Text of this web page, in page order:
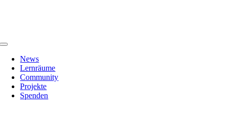
Toggle
Navigation
News
Lernräume
Community
Projekte
Spenden